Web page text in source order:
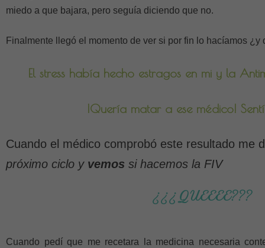
miedo a que bajara, pero seguía diciendo que no.
Finalmente llegó el momento de ver si por fin lo hacíamos ¿y
El stress había hecho estragos en mi y la
¡Quería matar a ese médico!
Cuando el médico comprobó este resultado me
próximo ciclo y vemos si hacemos la FIV
¿¿¿QUEEEE???
Cuando pedí que me recetara la medicina necesaria